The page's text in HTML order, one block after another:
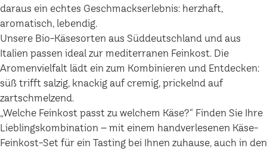
daraus ein echtes Geschmackserlebnis: herzhaft,
aromatisch, lebendig.
Unsere Bio-Käsesorten aus Süddeutschland und aus
Italien passen ideal zur mediterranen Feinkost. Die
Aromenvielfalt lädt ein zum Kombinieren und Entdecken:
süß trifft salzig, knackig auf cremig, prickelnd auf
zartschmelzend.
„Welche Feinkost passt zu welchem Käse?“ Finden Sie Ihre
Lieblingskombination – mit einem handverlesenen Käse-
Feinkost-Set für ein Tasting bei Ihnen zuhause, auch in den